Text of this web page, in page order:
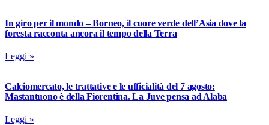
In giro per il mondo – Borneo, il cuore verde dell’Asia dove la
foresta racconta ancora il tempo della Terra
Leggi »
Calciomercato, le trattative e le ufficialità del 7 agosto:
Mastantuono è della Fiorentina. La Juve pensa ad Alaba
Leggi »